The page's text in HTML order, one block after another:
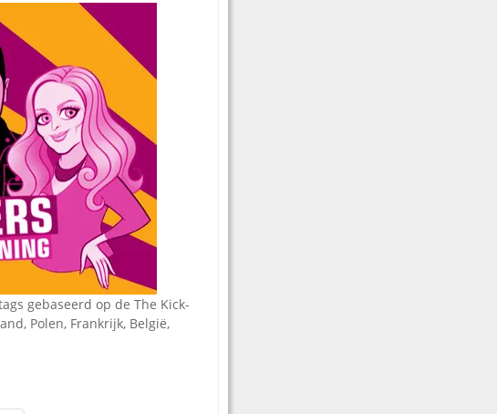
in
gebaseerd op de The Kick-
Polen, Frankrijk, België,